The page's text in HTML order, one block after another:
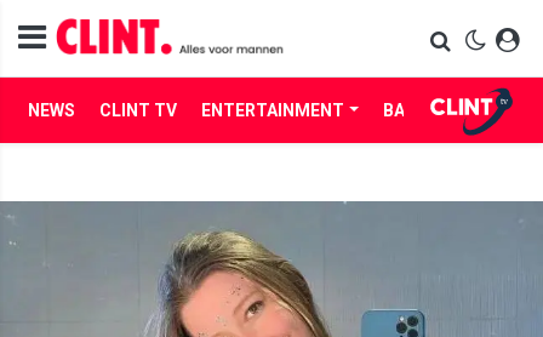
NEWS CLINT TV ENTERTAINMENT BABES LIFE